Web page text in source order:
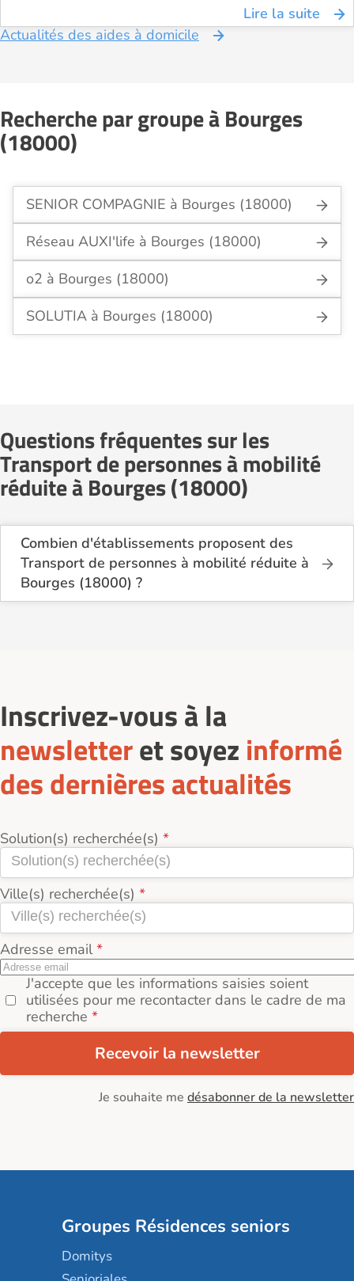
Lire la suite
Actualités des aides à domicile
Recherche par groupe à Bourges
(18000)
SENIOR COMPAGNIE à Bourges (18000)
Réseau AUXI'life à Bourges (18000)
o2 à Bourges (18000)
SOLUTIA à Bourges (18000)
Questions fréquentes sur les
Transport de personnes à mobilité
réduite à Bourges (18000)
Combien d'établissements proposent des
Transport de personnes à mobilité réduite à
Bourges (18000) ?
Sur le site Logement-seniors.com, on recense
Inscrivez-vous à la
newsletteret soyez informé
des dernières actualités
Solution(s) recherchée(s)
Ville(s) recherchée(s)
Adresse email
J'accepte que les informations saisies soient
utilisées pour me recontacter dans le cadre de ma
recherche
Recevoir la newsletter
Je souhaite me désabonner de la newsletter
Groupes Résidences seniors
Domitys